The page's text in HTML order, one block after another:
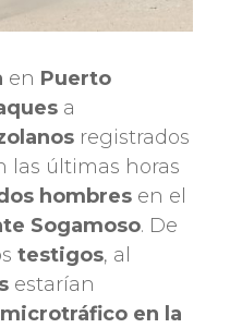
en Puerto
a
registrados
las últimas horas
hombresen el
Sogamoso. De
testigos, al
estarían
microtráfico en la